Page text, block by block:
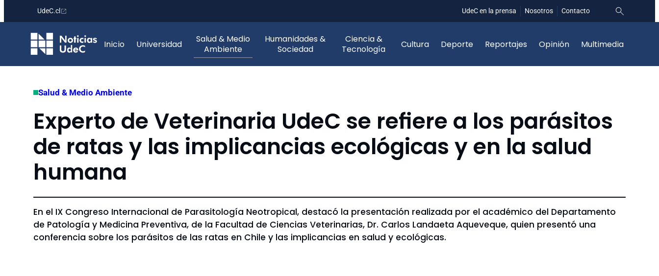
contenido
UdeC.cl UdeC en la prensa Nosotros Contacto
Inicio Universidad
Salud & Medio
Ambiente
Humanidades &
Sociedad
Ciencia &
Tecnología
Cultura Deporte Reportajes Opinión Multimedia
Salud & Medio Ambiente
Experto de Veterinaria UdeC se refiere a los parásitos
de ratas y las implicancias ecológicas y en la salud
humana
En el IX Congreso Internacional de Parasitología Neotropical, destacó la presentación realizada por el académico del Departamento
de Patología y Medicina Preventiva, de la Facultad de Ciencias Veterinarias, Dr. Carlos Landaeta Aqueveque, quien presentó una
conferencia sobre los parásitos de las ratas en Chile y las implicancias en salud y ecológicas.